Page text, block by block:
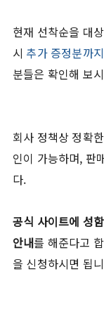
현재 선착순을 대
시 추가 증정분까
분들은 확인해 보
회사 정책상 정확
인이 가능하며, 판
다.
공식 사이트에 성
안내를 해준다고
을 신청하시면 됩